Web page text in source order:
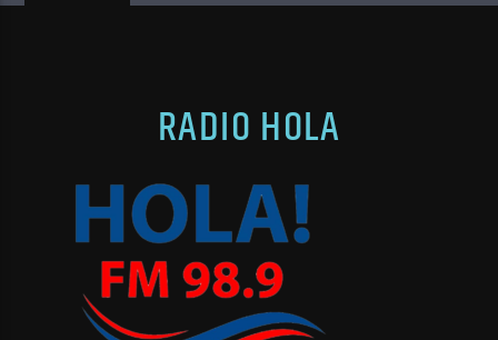
RADIO HOLA